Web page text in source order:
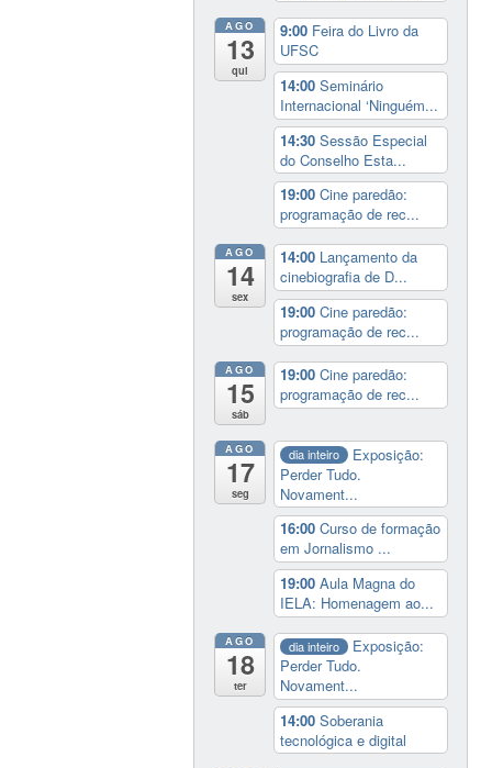
AGO
13
qui
9:00 Feira do Livro da
UFSC
14:00Seminário
Internacional ‘Ninguém...
14:30Sessão Especial
do Conselho Esta...
19:00Cine paredão:
programação de rec...
AGO
14
sex
14:00 Lançamento da
cinebiografia de D...
19:00Cine paredão:
programação de rec...
AGO
15
sáb
19:00Cine paredão:
programação de rec...
AGO
17
seg
dia inteiro
Exposição:
Perder Tudo.
Novament...
16:00Curso de formação
em Jornalismo ...
19:00Aula Magna do
IELA: Homenagem ao...
AGO
18
ter
dia inteiro
Exposição:
Perder Tudo.
Novament...
14:00Soberania
tecnológica e digital